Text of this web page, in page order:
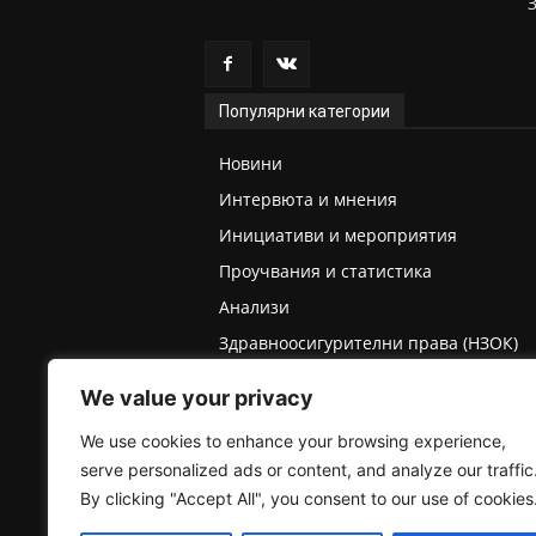
We value your privacy
We use cookies to enhance your browsing experience,
serve personalized ads or content, and analyze our traffic.
By clicking "Accept All", you consent to our use of cookies.
Популярни категории
Новини
Интервюта и мнения
Инициативи и мероприятия
Проучвания и статистика
Анализи
Здравноосигурителни права (НЗОК)
Медицинска експертиза (ТЕЛК/НЕЛК)